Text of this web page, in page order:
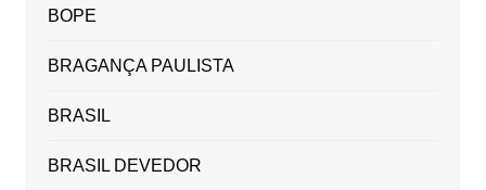
BOPE
BRAGANÇA PAULISTA
BRASIL
BRASIL DEVEDOR